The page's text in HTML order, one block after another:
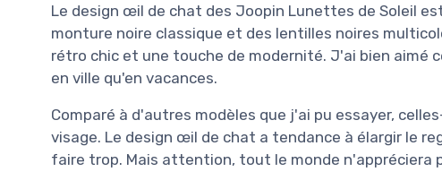
Le design œil de chat des Joopin Lunettes de Soleil
monture noire classique et des lentilles noires
rétro chic et une touche de modernité. J'ai bien aimé
en ville qu'en vacances.
Comparé à d'autres modèles que j'ai pu essayer,
visage. Le design œil de chat a tendance à élargir le
faire trop. Mais attention, tout le monde n'appréciera